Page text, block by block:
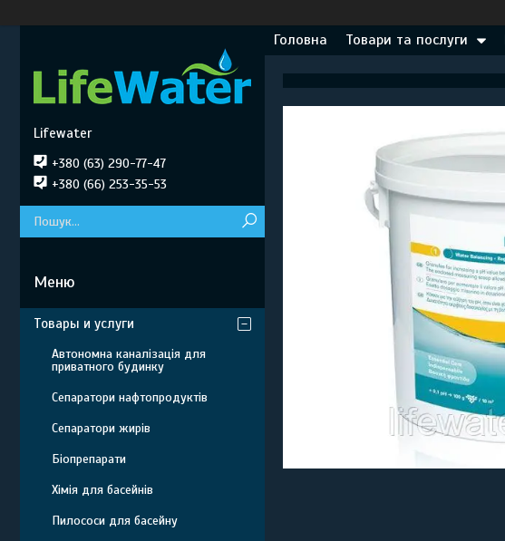
Головна Товари та послуги
Lifewater
+380 (63) 290-77-47
+380 (66) 253-35-53
Товары и услуги
Автономна каналізація для
приватного будинку
Сепаратори нафтопродуктів
Сепаратори жирів
Біопрепарати
Хімія для басейнів
Пилососи для басейну